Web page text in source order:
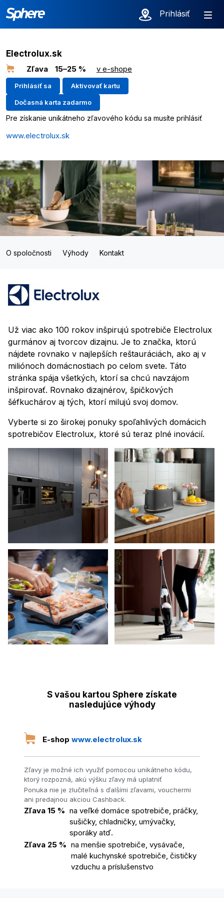
Prihlásiť
Electrolux.sk
Zľava 15–25 % v e-shope
Prihlásiť sa Aktivovať kartu
Dočasná karta zadarmo
Pre získanie unikátneho zľavového kódu sa musíte prihlásiť
www.electrolux.sk
O spoločnosti Výhody Kontakt
Už viac ako 100 rokov inšpirujú spotrebiče Electrolux
gurmánov aj tvorcov dizajnu. Je to značka, ktorú
nájdete rovnako v najlepších reštauráciách, ako aj v
miliónoch domácnostiach po celom svete. Táto
stránka spája všetkých, ktorí sa chcú navzájom
inšpirovať. Rovnako dizajnérov, špičkových
šéfkuchárov aj tých, ktorí milujú svoj domov.
Vyberte si zo širokej ponuky spoľahlivých domácich
spotrebičov Electrolux, ktoré sú teraz plné inovácií.
S vašou kartou Sphere získate
nasledujúce výhody
E-shop www.electrolux.sk
Zľavy je možné ich využiť pomocou unikátneho kódu,
ktorý rozpozná, akú výšku zľavy má uplatniť
Ponuka nie je zlučiteľná s ďalšími zľavami, vouchermi
ani predajnou akciou Cashback.
Zľava 15 % na veľké domáce spotrebiče, práčky,
sušičky, chladničky, umývačky,
sporáky atď.
Zľava 25 % na menšie spotrebiče, vysávače,
malé kuchynské spotrebiče, čističky
vzduchu a príslušenstvo